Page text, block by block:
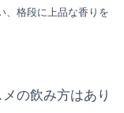
、格段に上品な香りを
の飲み方はあり